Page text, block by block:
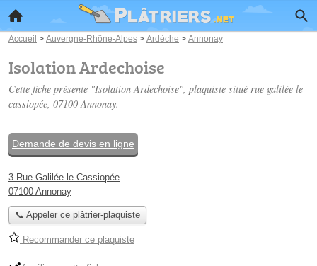
Accueil > Auvergne-Rhône-Alpes > Ardèche > Annonay
Isolation Ardechoise
Cette fiche présente "Isolation Ardechoise", plaquiste situé rue galilée le
cassiopée, 07100 Annonay.
Demande de devis en ligne
3 Rue Galilée le Cassiopée
07100 Annonay
📞 Appeler ce plâtrier-plaquiste
Recommander ce plaquiste